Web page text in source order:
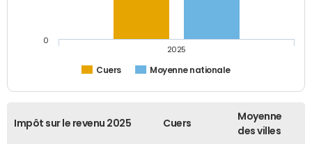
Cuers Moyenne nationale
2025
0
Impôt sur le revenu 2025 Cuers
Moyenne
des villes